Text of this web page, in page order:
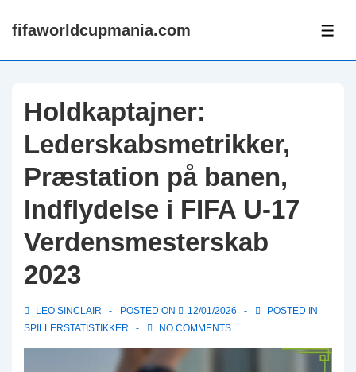
Skipfifaworldcupmania.com
Holdkaptajner:
Lederskabsmetrikker,
Præstation på banen,
Indflydelse i FIFA U-17
Verdensmesterskab
2023
LEO SINCLAIR POSTED ON 12/01/2026
POSTED IN
SPILLERSTATISTIKKER
NO COMMENTS